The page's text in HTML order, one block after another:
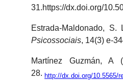
31.https://dx.doi.org/
Estrada-Maldonado,
Psicossociais, 14(3) e-
Martínez Guzmán, A
28.http://dx.doi.org/10.5565/